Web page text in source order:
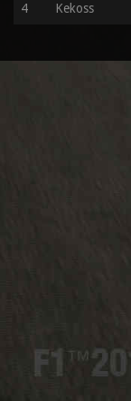
4 Kekoss